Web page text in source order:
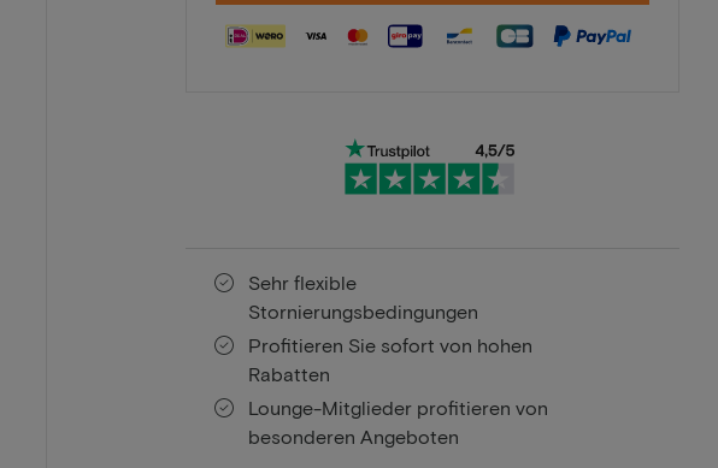
Sehr flexible
Stornierungsbedingungen
Profitieren Sie sofort von hohen
Rabatten
Lounge-Mitglieder profitieren von
besonderen Angeboten